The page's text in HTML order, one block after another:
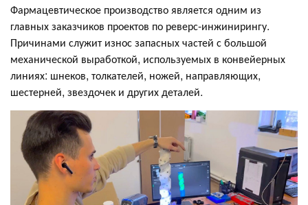
Фармацевтическое производство является одним из
главных заказчиков проектов по реверс-инжинирингу.
Причинами служит износ запасных частей с большой
механической выработкой, используемых в конвейерных
линиях: шнеков, толкателей, ножей, направляющих,
шестерней, звездочек и других деталей.